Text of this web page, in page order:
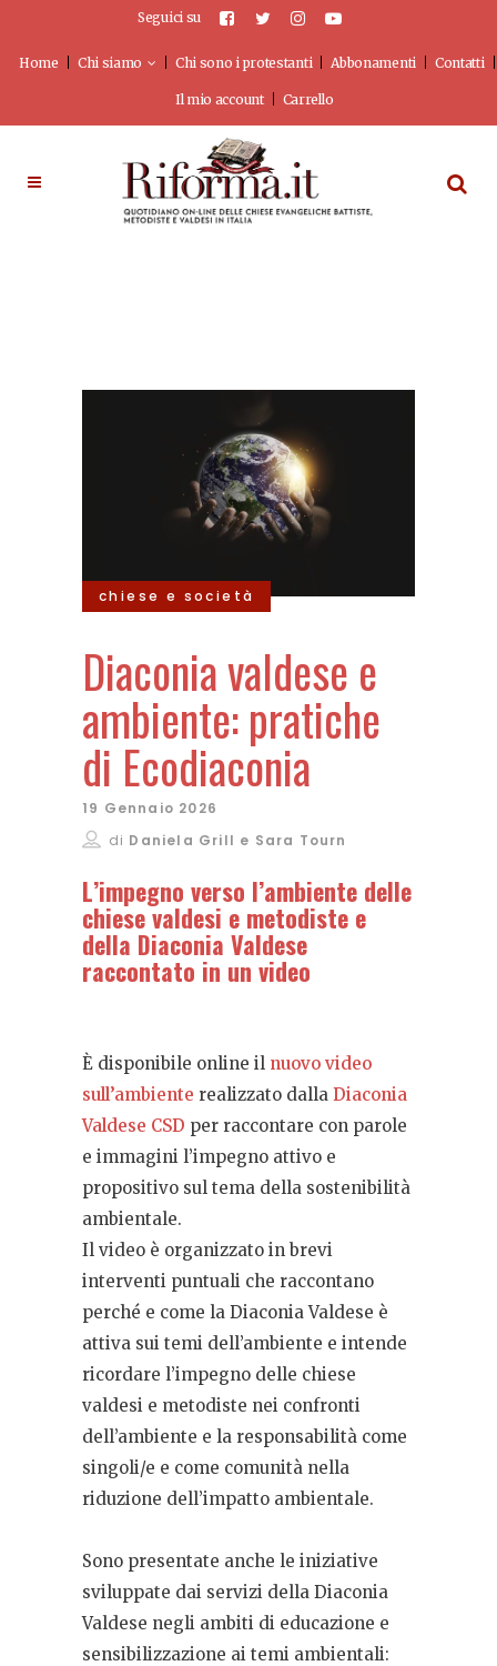
Seguici su
Home Chi siamo Chi sono i protestanti Abbonamenti Contatti
Il mio account Carrello
chiese e società
Diaconia valdese e
ambiente: pratiche
di Ecodiaconia
19 Gennaio 2026
di Daniela Grill e Sara Tourn
L’impegno verso l’ambiente delle
chiese valdesi e metodiste e
della Diaconia Valdese
raccontato in un video
È disponibile online il nuovo video
sull’ambiente realizzato dalla Diaconia
Valdese CSD per raccontare con parole
e immagini l’impegno attivo e
propositivo sul tema della sostenibilità
ambientale.
Il video è organizzato in brevi
interventi puntuali che raccontano
perché e come la Diaconia Valdese è
attiva sui temi dell’ambiente e intende
ricordare l’impegno delle chiese
valdesi e metodiste nei confronti
dell’ambiente e la responsabilità come
singoli/e e come comunità nella
riduzione dell’impatto ambientale.
Sono presentate anche le iniziative
sviluppate dai servizi della Diaconia
Valdese negli ambiti di educazione e
sensibilizzazione ai temi ambientali: